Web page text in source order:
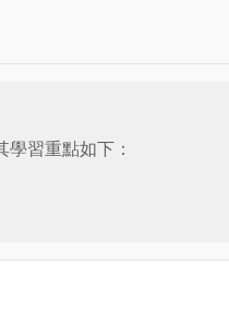
習重點如下：